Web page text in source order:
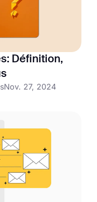
Définition,
Nov. 27, 2024